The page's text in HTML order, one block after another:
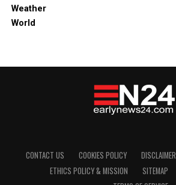
Weather
World
CONTACT US COOKIES POLICY DISCLAIMER
ETHICS POLICY & MISSION
SITEMAP